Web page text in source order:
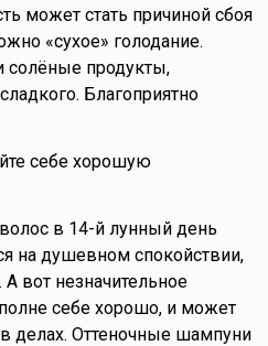
может стать причиной сбоя
«сухое» голодание.
солёные продукты,
Благоприятно
себе хорошую
в 14-й лунный день
на душевном спокойствии,
А вот незначительное
себе хорошо, и может
делах. Оттеночные шампуни